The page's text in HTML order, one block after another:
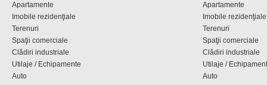
Apartamente
Imobile rezidenţiale
Terenuri
Spaţii comerciale
Clădiri industriale
Utilaje / Echipamente
Auto
Apartamente
Imobile rezidenţiale
Terenuri
Spaţii comerciale
Clădiri industriale
Utilaje /
Auto